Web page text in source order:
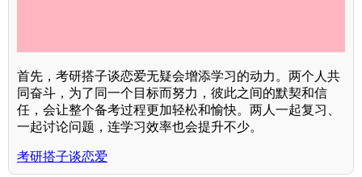
首先，考研搭子谈恋爱无疑会增添学习的动力。两个人共
同奋斗，为了同一个目标而努力，彼此之间的默契和信
任，会让整个备考过程更加轻松和愉快。两人一起复习、
一起讨论问题，连学习效率也会提升不少。
考研搭子谈恋爱